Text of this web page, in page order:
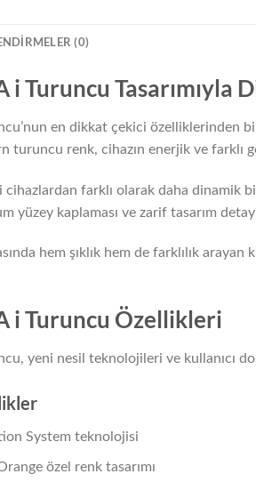
(0)
i Turuncu Tasarımıyla
en dikkat çekici özelliklerinden
turuncu renk, cihazın enerjik ve farklı
farklı olarak daha dinamik
yüzey kaplaması ve zarif tasarım
hem şıklık hem de farklılık
i Turuncu Özellikleri
yeni nesil teknolojileri ve kullanıcı
System teknolojisi
özel renk tasarımı